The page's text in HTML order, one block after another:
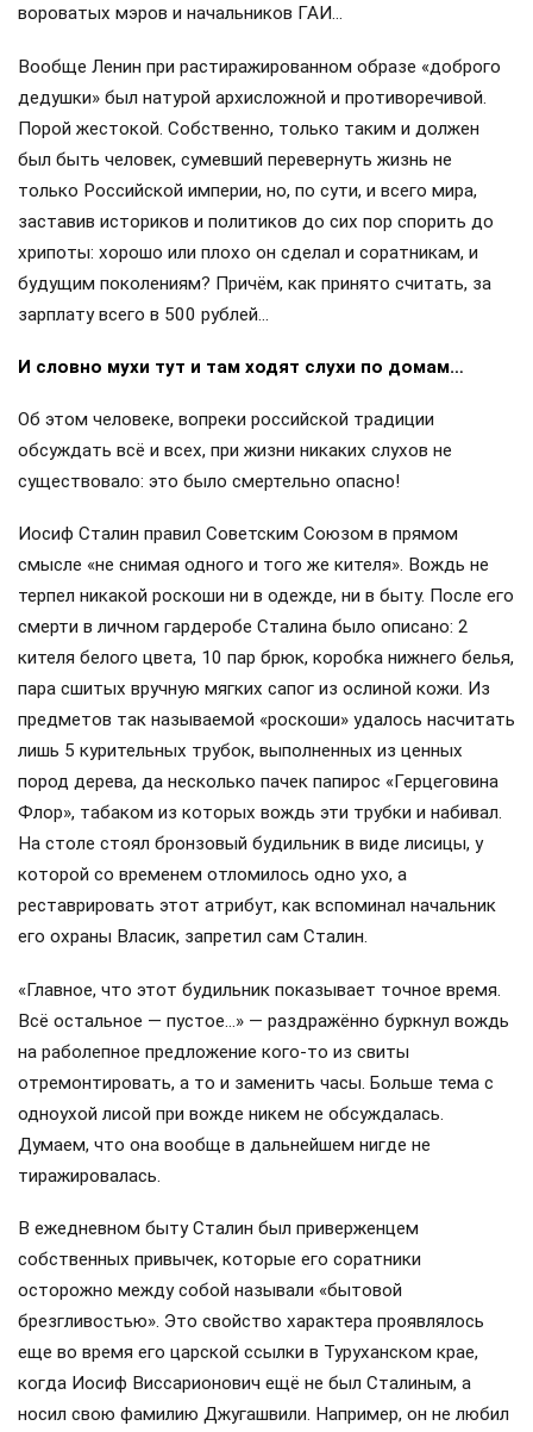
вороватых мэров и начальников ГАИ…
Вообще Ленин при растиражированном образе «доброго
дедушки» был натурой архисложной и противоречивой.
Порой жестокой. Собственно, только таким и должен
был быть человек, сумевший перевернуть жизнь не
только Российской империи, но, по сути, и всего мира,
заставив историков и политиков до сих пор спорить до
хрипоты: хорошо или плохо он сделал и соратникам, и
будущим поколениям? Причём, как принято считать, за
зарплату всего в 500 рублей…
И словно мухи тут и там ходят слухи по домам…
Об этом человеке, вопреки российской традиции
обсуждать всё и всех, при жизни никаких слухов не
существовало: это было смертельно опасно!
Иосиф Сталин правил Советским Союзом в прямом
смысле «не снимая одного и того же кителя». Вождь не
терпел никакой роскоши ни в одежде, ни в быту. После его
смерти в личном гардеробе Сталина было описано: 2
кителя белого цвета, 10 пар брюк, коробка нижнего белья,
пара сшитых вручную мягких сапог из ослиной кожи. Из
предметов так называемой «роскоши» удалось насчитать
лишь 5 курительных трубок, выполненных из ценных
пород дерева, да несколько пачек папирос «Герцеговина
Флор», табаком из которых вождь эти трубки и набивал.
На столе стоял бронзовый будильник в виде лисицы, у
которой со временем отломилось одно ухо, а
реставрировать этот атрибут, как вспоминал начальник
его охраны Власик, запретил сам Сталин.
«Главное, что этот будильник показывает точное время.
Всё остальное — пустое…» — раздражённо буркнул вождь
на раболепное предложение кого-то из свиты
отремонтировать, а то и заменить часы. Больше тема с
одноухой лисой при вожде никем не обсуждалась.
Думаем, что она вообще в дальнейшем нигде не
тиражировалась.
В ежедневном быту Сталин был приверженцем
собственных привычек, которые его соратники
осторожно между собой называли «бытовой
брезгливостью». Это свойство характера проявлялось
еще во время его царской ссылки в Туруханском крае,
когда Иосиф Виссарионович ещё не был Сталиным, а
носил свою фамилию Джугашвили. Например, он не любил